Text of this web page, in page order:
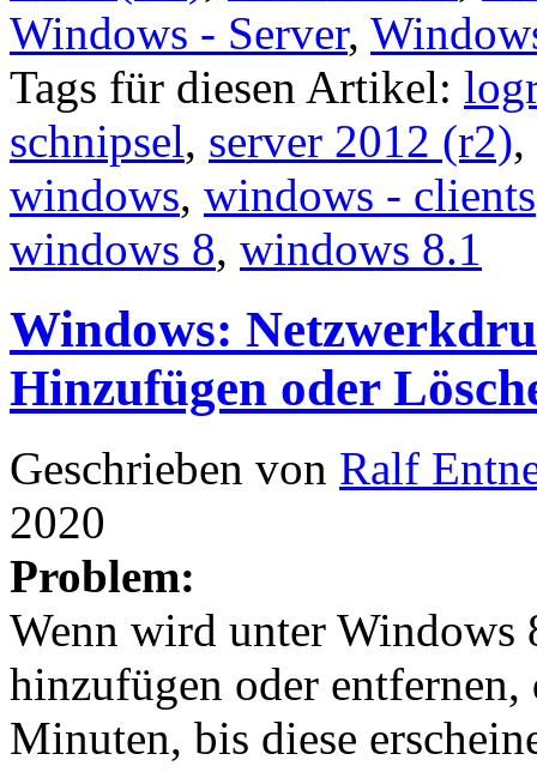
Windows - Server,
Tags für diesen Artikel:
schnipsel, server 2012 (r2),
windows, windows - clients
windows 8, windows 8.1
Windows:
Hinzufügen oder
Geschrieben von Ralf
2020
Problem:
Wenn wird unter Windows
hinzufügen oder entfernen,
Minuten, bis diese